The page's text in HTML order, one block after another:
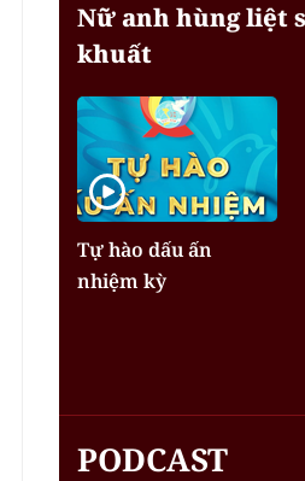
Nữ anh hùng liệt
khuất
Tự hào dấu ấn
nhiệm kỳ
PODCAST